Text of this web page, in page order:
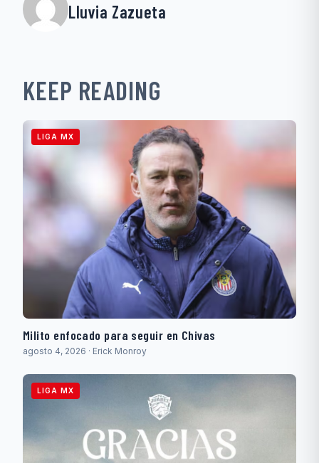
Lluvia Zazueta
KEEP READING
LIGA MX
Milito enfocado para seguir en Chivas
agosto 4, 2026 · Erick Monroy
LIGA MX